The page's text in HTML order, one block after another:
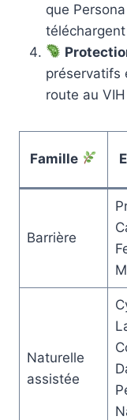
que
préservatifs
route au
Famille
Barrière
Naturelle
assistée